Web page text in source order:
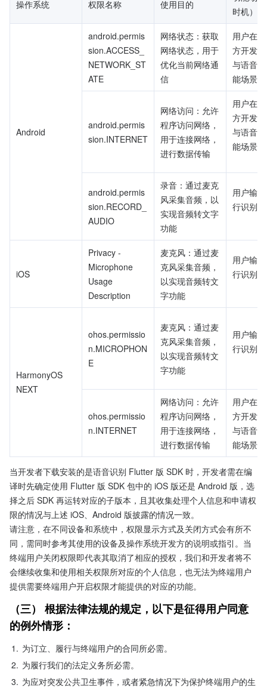
操作系统 权限名称 使用目的
时机）
Android
android.permis
sion.ACCESS_
NETWORK_ST
ATE
网络状态：获取
网络状态，用于
优化当前网络通
信
用户在
方开发
与语音
能场景时
android.permis
sion.INTERNET
网络访问：允许
程序访问网络，
用于连接网络，
进行数据传输
用户在
方开发
与语音
能场景时
android.permis
sion.RECORD_
AUDIO
录音：通过麦克
风采集音频，以
实现音频转文字
功能
用户输
行识别时
iOS
Privacy -
Microphone
Usage
Description
麦克风：通过麦
克风采集音频，
以实现音频转文
字功能
用户输
行识别时
HarmonyOS
NEXT
ohos.permissio
n.MICROPHON
E
麦克风：通过麦
克风采集音频，
以实现音频转文
字功能
用户输
行识别时
ohos.permissio
n.INTERNET
网络访问：允许
程序访问网络，
用于连接网络，
进行数据传输
用户在
方开发
与语音
能场景时
当开发者下载安装的是语音识别 Flutter 版 SDK 时，开发者需在编
译时先确定使用 Flutter 版 SDK 包中的 iOS 版还是 Android 版，选
择之后 SDK 再运转对应的子版本，且其收集处理个人信息和申请权
限的情况与上述 iOS、Android 版披露的情况一致。
请注意，在不同设备和系统中，权限显示方式及关闭方式会有所不
同，需同时参考其使用的设备及操作系统开发方的说明或指引。当
终端用户关闭权限即代表其取消了相应的授权，我们和开发者将不
会继续收集和使用相关权限所对应的个人信息，也无法为终端用户
提供需要终端用户开启权限才能提供的对应的功能。
（三） 根据法律法规的规定，以下是征得用户同意
的例外情形：
1. 为订立、履行与终端用户的合同所必需。
2. 为履行我们的法定义务所必需。
3. 为应对突发公共卫生事件，或者紧急情况下为保护终端用户的生